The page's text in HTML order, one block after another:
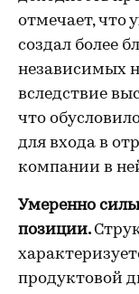
отмечает, что
создал более
независимых
вследствие
что
для входа в
компании в
Умеренно
позиции.
продуктовой